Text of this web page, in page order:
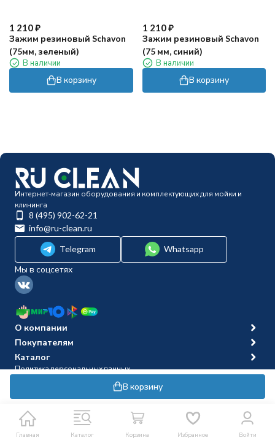
В корзину
1 210₽
Зажим резиновый Schavon
(75мм, зеленый)
В наличии
В корзину
1 210₽
Зажим резиновый Schavon
(75 мм, синий)
В наличии
В корзину
Главная Каталог Корзина Избранное Войти
Интернет-магазин оборудования и комплектующих для мойки и
клининга
8 (495) 902-62-21
info@ru-clean.ru
Telegram
Whatsapp
Мы в соцсетях
О компании
Покупателям
Каталог
Политика персональных данных